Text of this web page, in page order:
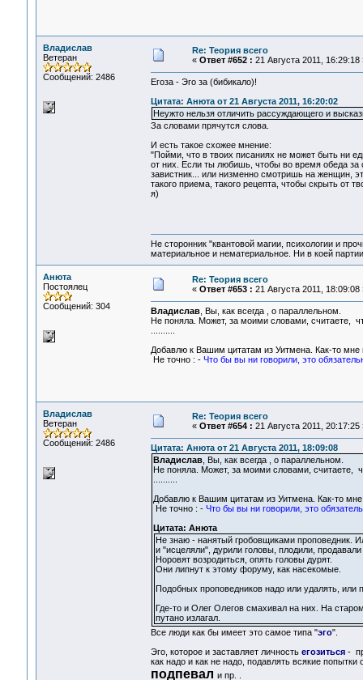
Владислав
Ветеран
Сообщений: 2486
Re: Теория всего
« Ответ #652 : 21 Августа 2011, 16:29:18
Егоза - Эго за (бибикало)!
Цитата: Анюта от 21 Августа 2011, 16:20:02
Неужто нельзя отличить рассуждающего и
За словами прячутся слова.
И есть такое схожее мнение:
"Пойми, что в твоих писаниях не может быть ни
от них. Если ты любишь, чтобы во время обеда за
завистник... или низменно смотришь на женщин,
такого приема, такого рецепта, чтобы скрыть от
я)
Не сторонник "квантовой магии, психологии и
материальное и нематериальное. Ни в коей
Анюта
Постоялец
Сообщений: 304
Re: Теория всего
« Ответ #653 : 21 Августа 2011, 18:09:08
Владислав, Вы, как всегда , о параллельном.
Не поняла. Может, за моими словами, считаете,
Добавлю к Вашим цитатам из Уитмена. Как-то
Не точно : - Что бы вы ни говорили, это
Владислав
Ветеран
Сообщений: 2486
Re: Теория всего
« Ответ #654 : 21 Августа 2011, 20:17:25
Цитата: Анюта от 21 Августа 2011, 18:09:08
Владислав, Вы, как всегда , о параллельном.
Не поняла. Может, за моими словами, считаете,
Добавлю к Вашим цитатам из Уитмена. Как-то
Не точно : - Что бы вы ни говорили, это
Цитата: Анюта
Не знаю - нанятый гробовщиками проповедник.
и "исцеляли", дурили головы, плодили,
Норовят возродиться, опять головы дурят.
Они липнут к этому форуму, как насекомые.
Подобных проповедников надо или удалять,
Где-то и Олег Олегов смахивал на них. На
путано излагал.
Все люди как бы имеет это самое типа "эго".
Эго, которое и заставляет личность егозиться -
как надо и как не надо, подавлять всякие
подпевал и пр. .